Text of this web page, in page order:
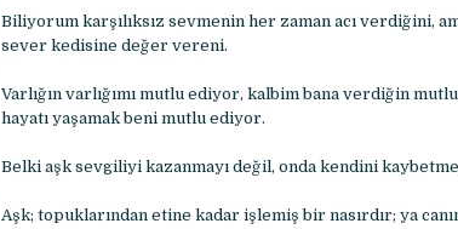
Biliyorum karşılıksız sevmenin her zaman acı verdiğini,
sever kedisine değer vereni.
Varlığın varlığımı mutlu ediyor, kalbim bana verdiğin
hayatı yaşamak beni mutlu ediyor.
Belki aşk sevgiliyi kazanmayı değil, onda kendini
Aşk; topuklarından etine kadar işlemiş bir nasırdır; ya canın